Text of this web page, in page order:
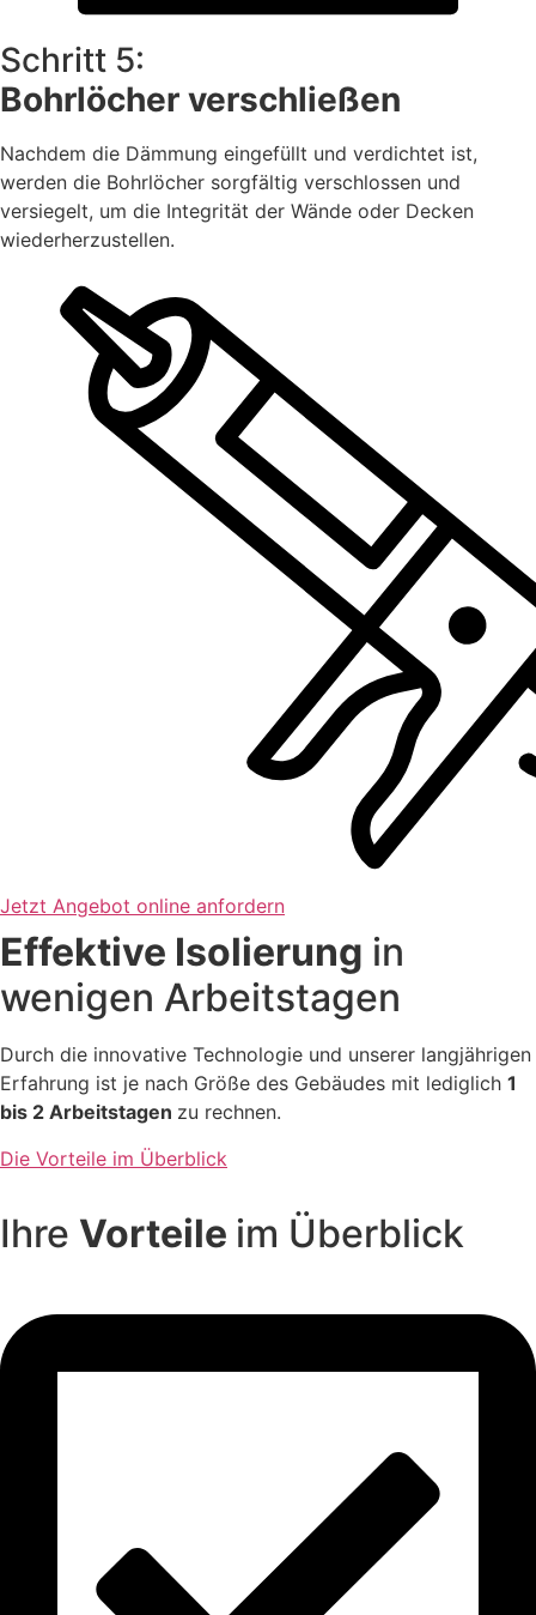
Schritt 5:
Bohrlöcher verschließen
Nachdem die Dämmung eingefüllt und verdichtet ist,
werden die Bohrlöcher sorgfältig verschlossen und
versiegelt, um die Integrität der Wände oder Decken
wiederherzustellen.
Jetzt Angebot online anfordern
Effektive Isolierung in
wenigen Arbeitstagen
Durch die innovative Technologie und unserer langjährigen
Erfahrung ist je nach Größe des Gebäudes mit lediglich 1
bis 2 Arbeitstagen zu rechnen.
Die Vorteile im Überblick
Ihre Vorteile im Überblick